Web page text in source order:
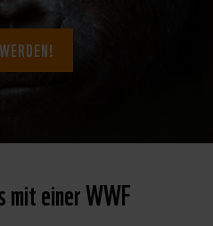
mit einer WWF